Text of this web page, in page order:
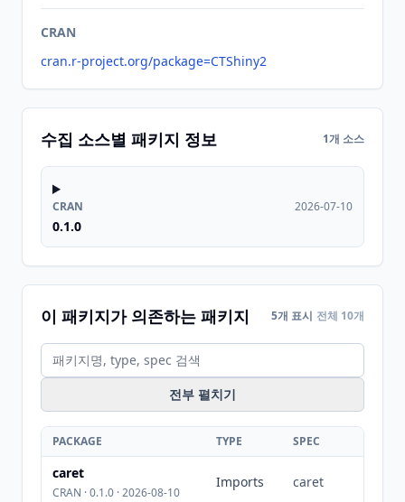
CRAN
cran.r-project.org/package=CTShiny2
수집 소스별 패키지 정보 1개 소스
CRAN
0.1.0
2026-07-10
이 패키지가 의존하는 패키지 5개 표시 전체 10개
전부 펼치기
PACKAGE TYPE SPEC
caret
CRAN · 0.1.0 · 2026-08-10
Imports caret